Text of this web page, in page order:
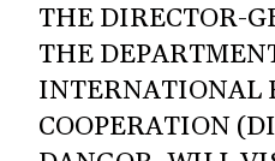
THE DIRECTOR-
THE
INTERNATIONAL
COOPERATION